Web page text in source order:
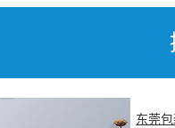
东莞